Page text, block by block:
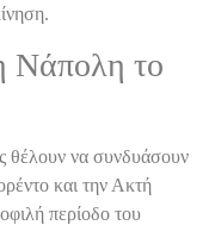
Νάπολη το
θέλουν να συνδυάσουν
και την Ακτή
περίοδο του